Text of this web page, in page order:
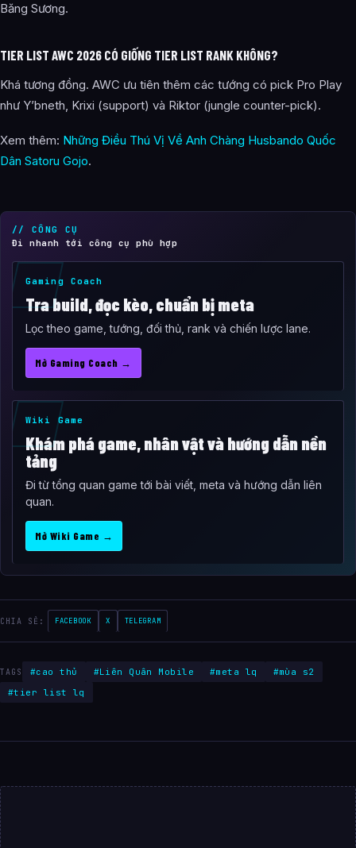
Băng Sương.
TIER LIST AWC 2026 CÓ GIỐNG TIER LIST RANK KHÔNG?
Khá tương đồng. AWC ưu tiên thêm các tướng có pick Pro Play
như Y’bneth, Krixi (support) và Riktor (jungle counter-pick).
Xem thêm: Những Điều Thú Vị Về Anh Chàng Husbando Quốc
Dân Satoru Gojo.
// CÔNG CỤ
Đi nhanh tới công cụ phù hợp
Gaming Coach
Tra build, đọc kèo, chuẩn bị meta
Lọc theo game, tướng, đối thủ, rank và chiến lược lane.
Mở Gaming Coach →
Wiki Game
Khám phá game, nhân vật và hướng dẫn nền
tảng
Đi từ tổng quan game tới bài viết, meta và hướng dẫn liên
quan.
Mở Wiki Game →
CHIA SẺ: FACEBOOK X TELEGRAM
TAGS #cao thủ #Liên Quân Mobile #meta lq
#mùa s2
#tier list lq